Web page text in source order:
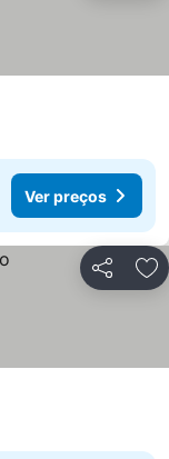
Ver preços
Partilhar